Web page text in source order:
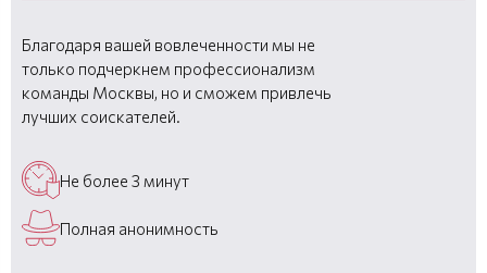
Благодаря вашей вовлеченности мы не
только подчеркнем профессионализм
команды Москвы, но и сможем привлечь
лучших соискателей.
Не более 3 минут
Полная анонимность